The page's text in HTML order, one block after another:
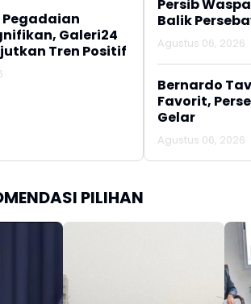
Pegadaian
Galeri24
Tren Positif
Persib
Balik
Agustus 06, 2026
Bernardo
Favorit,
Gelar
Agustus 06, 2026
PILIHAN